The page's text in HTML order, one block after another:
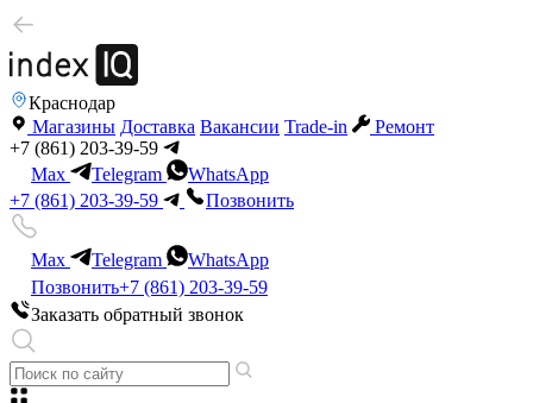
Краснодар
Магазины Доставка Вакансии Trade-in
Ремонт
+7 (861) 203-39-59
Max
Telegram
WhatsApp
+7 (861) 203-39-59
Позвонить
Max Telegram
WhatsApp
Позвонить+7 (861) 203-39-59
Заказать обратный звонок